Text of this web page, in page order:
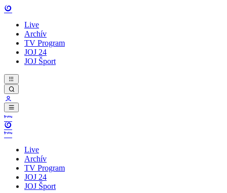
Live
Archív
TV Program
JOJ 24
JOJ Šport
Live
Archív
TV Program
JOJ 24
JOJ Šport